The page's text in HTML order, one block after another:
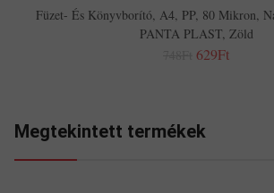
Füzet- És Könyvborító, A4, PP, 80 Mikron,
PANTA PLAST, Zöld
629Ft
Megtekintett termékek